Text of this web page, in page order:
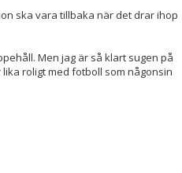
ska vara tillbaka när det drar ihop
Men jag är så klart sugen på
roligt med fotboll som någonsin